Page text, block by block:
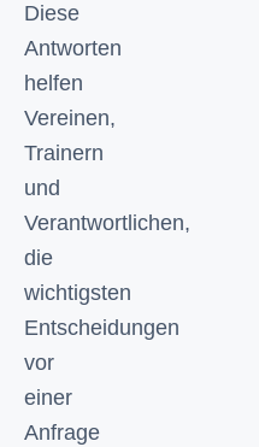
Diese
Antworten
helfen
Vereinen,
Trainern
und
Verantwortlichen,
die
wichtigsten
Entscheidungen
vor
einer
Anfrage